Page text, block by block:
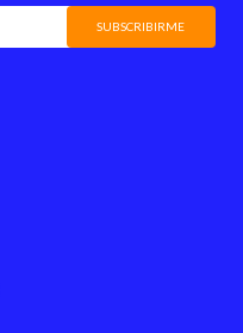
SUBSCRIBIRME